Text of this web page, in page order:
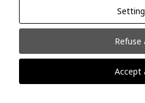
Athens learn the newest
way of service this is the
Business
Refuse
Accept